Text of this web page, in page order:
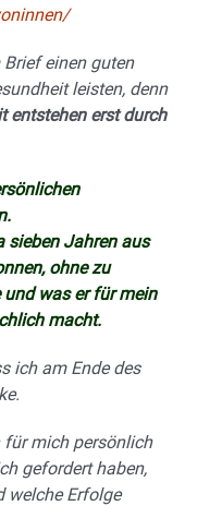
einen guten
leisten, denn
entstehen erst durch
sieben Jahren aus
ohne zu
was er für mein
macht.
ich am Ende des
für mich persönlich
gefordert haben,
welche Erfolge